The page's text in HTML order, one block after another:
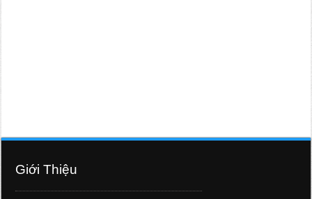
Giới Thiệu